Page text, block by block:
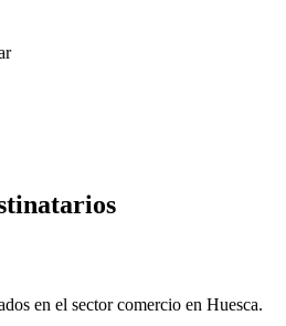
en el sector comercio en Huesca.